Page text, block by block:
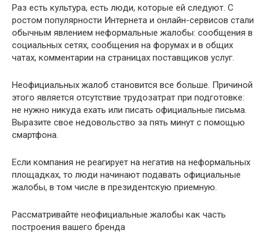
Раз есть культура, есть люди, которые ей следуют. С
ростом популярности Интернета и онлайн-сервисов стали
обычным явлением неформальные жалобы: сообщения в
социальных сетях, сообщения на форумах и в общих
чатах, комментарии на страницах поставщиков услуг.
Неофициальных жалоб становится все больше. Причиной
этого является отсутствие трудозатрат при подготовке:
не нужно никуда ехать или писать официальные письма.
Выразите свое недовольство за пять минут с помощью
смартфона.
Если компания не реагирует на негатив на неформальных
площадках, то люди начинают подавать официальные
жалобы, в том числе в президентскую приемную.
Рассматривайте неофициальные жалобы как часть
построения вашего бренда